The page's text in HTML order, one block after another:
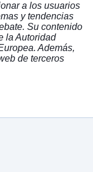
a los usuarios
y tendencias
Su contenido
la Autoridad
Además,
de terceros